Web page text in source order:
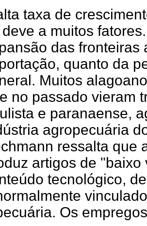
taxa de
a muitos
das fronteiras
quanto da
Muitos
no passado vieram
e paranaense,
agropecuária
ressalta que
artigos de
tecnológico,
Os